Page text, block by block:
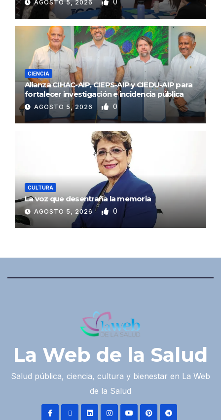
AGOSTO 5, 2026
CIENCIA
Alianza CIHAC-AIP, CIEPS-AIP y CIEDU-AIP para
fortalecer investigación e incidencia pública
AGOSTO 5, 2026 0
CULTURA
La voz que desentraña la memoria
AGOSTO 5, 2026 0
La Web de la Salud
Salud pública, ciencia, cultura y bienestar en La Web
de la Salud